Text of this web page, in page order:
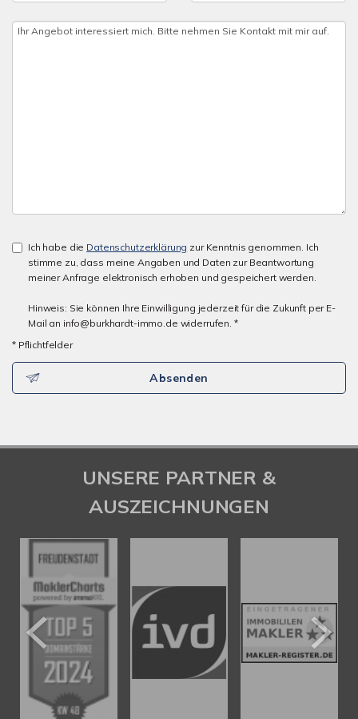
Ich habe die Datenschutzerklärung zur Kenntnis genommen. Ich
stimme zu, dass meine Angaben und Daten zur Beantwortung
meiner Anfrage elektronisch erhoben und gespeichert werden.
Hinweis: Sie können Ihre Einwilligung jederzeit für die Zukunft per E-
Mail an info@burkhardt-immo.de widerrufen. *
* Pflichtfelder
Absenden
UNSERE PARTNER &
AUSZEICHNUNGEN